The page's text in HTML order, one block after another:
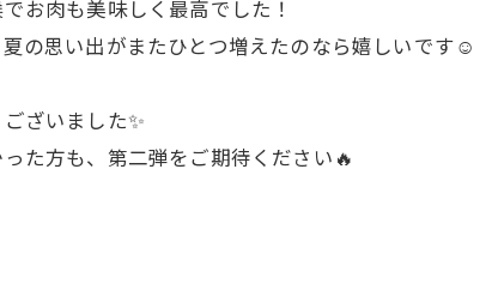
お肉も美味しく最高でした！
の思い出がまたひとつ増えたのなら嬉しいです☺️
ざいました✨
た方も、第二弾をご期待ください🔥